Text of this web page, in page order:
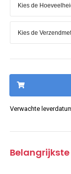
Verwachte